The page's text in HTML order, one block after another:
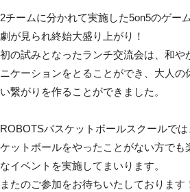
2チームに分かれて実施した5on5のゲー
劇が見られ終始大盛り上がり！
初の試みとなったランチ交流会は、和や
ニケーションをとることができ、大人の
い繋がりを作ることができました。
ROBOTSバスケットボールスクールで
ケットボールをやったことがない方でも
なイベントを実施してまいります。
またのご参加をお待ちいたしております